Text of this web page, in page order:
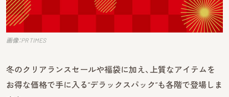
画像：PR TIMES
冬のクリアランスセールや福袋に加え、上質なアイテムを
お得な価格で手に入る“デラックスパック”も各階で登場しま